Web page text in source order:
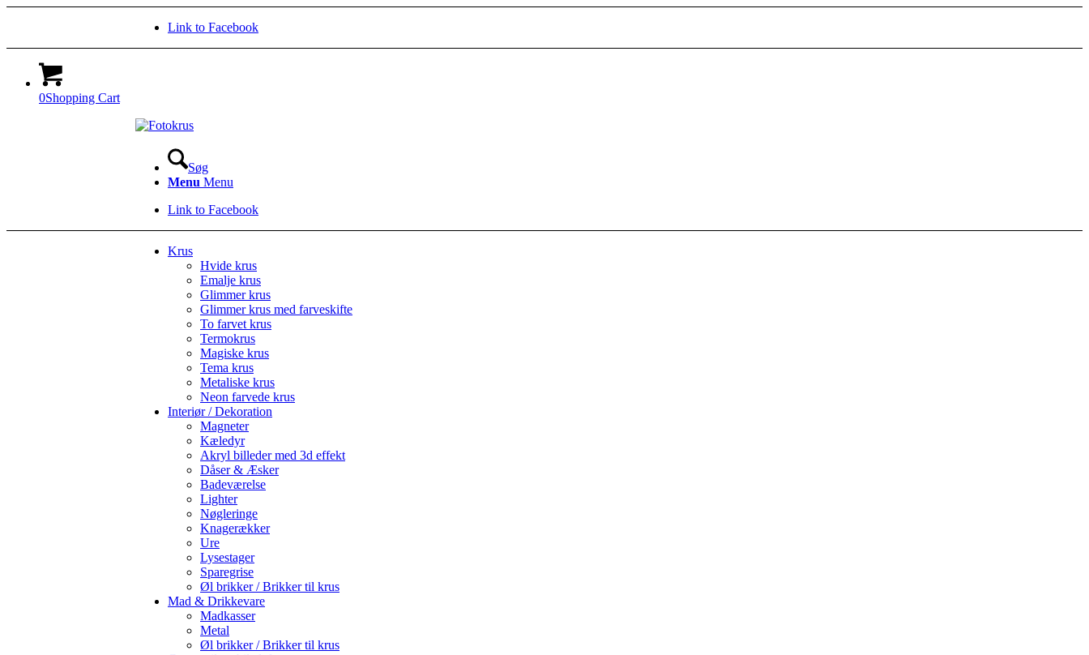
Link to Facebook
0Shopping Cart
Søg
Menu Menu
Link to Facebook
Krus
Hvide krus
Emalje krus
Glimmer krus
Glimmer krus med farveskifte
To farvet krus
Termokrus
Magiske krus
Tema krus
Metaliske krus
Neon farvede krus
Interiør / Dekoration
Magneter
Kæledyr
Akryl billeder med 3d effekt
Dåser & Æsker
Badeværelse
Lighter
Nøgleringe
Knagerækker
Ure
Lysestager
Sparegrise
Øl brikker / Brikker til krus
Mad & Drikkevare
Madkasser
Metal
Øl brikker / Brikker til krus